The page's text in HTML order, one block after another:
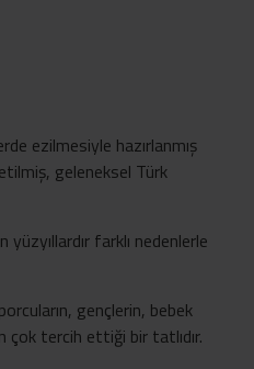
ezilmesiyle hazırlanmış
geleneksel Türk
yüzyıllardır farklı nedenlerle
gençlerin, bebek
çok tercih ettiği bir tatlıdır.